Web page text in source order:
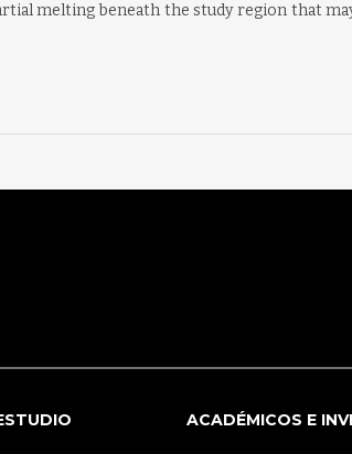
melting beneath the study region that
ACADÉMICOS E